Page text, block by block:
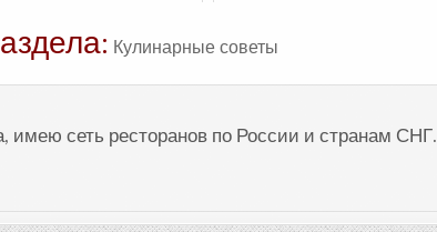
Кулинарные советы
имею сеть ресторанов по России и странам СНГ.